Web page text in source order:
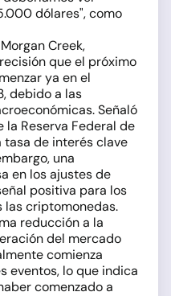
dólares", como
Creek,
que el próximo
ya en el
debido a las
Señaló
Reserva Federal de
tasa de interés clave
una
en los ajustes de
positiva para los
las criptomonedas.
reducción a la
del mercado
comienza
eventos, lo que indica
comenzado a